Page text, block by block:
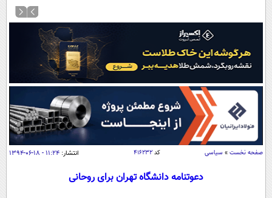
کردن
منو
نظرسنجی
آب و هوا
سواد زندگی
سیاسی
اقتصاد
صفحه نخست » سیاسی کد۴۱۶۲۳۲ انتشار: ۱۱:۲۴ - ۱۸-۰۶-۱۳۹۴
دعوتنامه دانشگاه تهران برای روحانی